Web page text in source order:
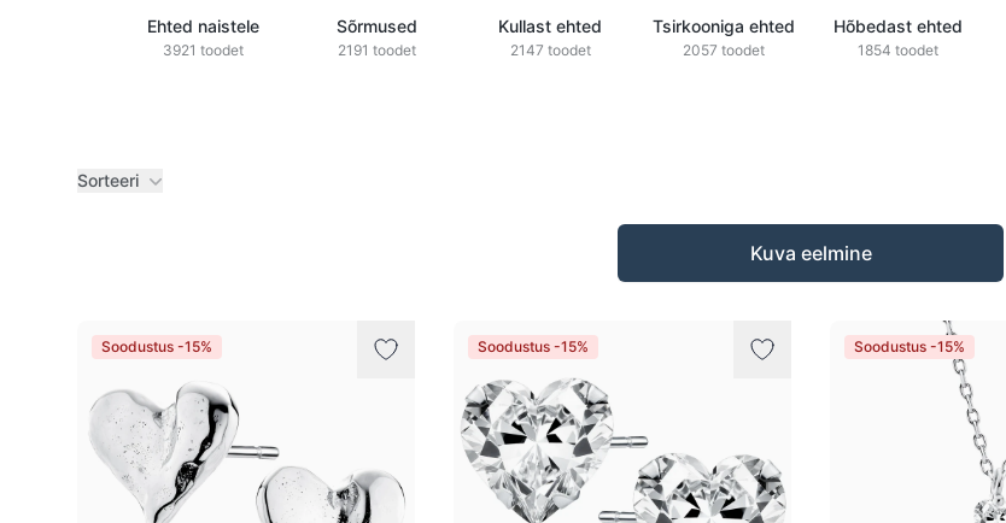
Ehted naistele
3921 toodet
Sõrmused
2191 toodet
Kullast ehted
2147 toodet
Tsirkooniga ehted
2057 toodet
Hõbedast ehted
1854 toodet
Sorteeri
Kuva eelmine
Soodustus -15% Soodustus -15% Soodustus -15%